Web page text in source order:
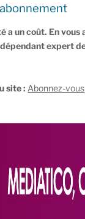
a un coût. En
expert
site : Abonnez-vous